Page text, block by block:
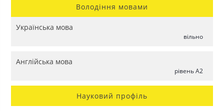
Володіння мовами
Українська мова
вільно
Англійська мова
рівень A2
Науковий профіль